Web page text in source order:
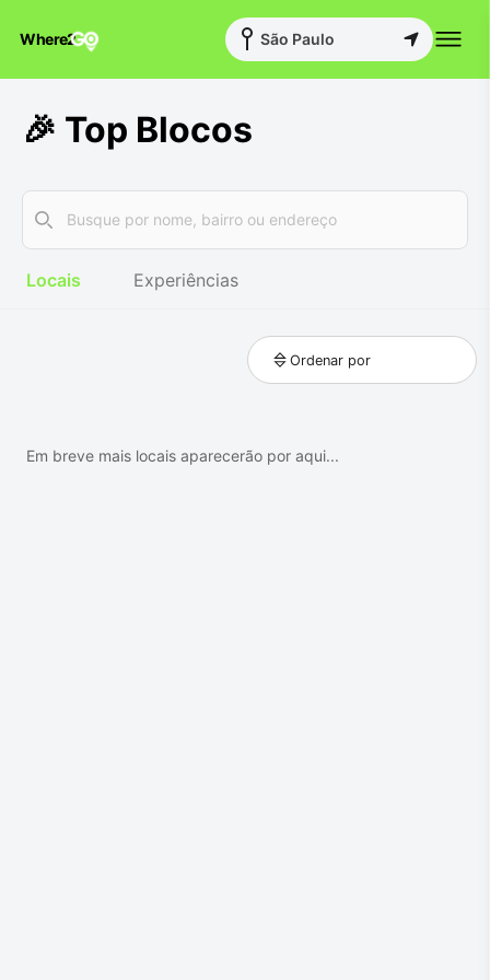
Where2 São Paulo
🎉 Top Blocos
Locais Experiências
Ordenar por
Em breve mais locais aparecerão por aqui...